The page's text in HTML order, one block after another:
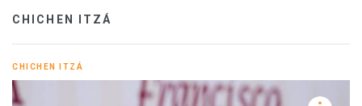
CHICHEN ITZÁ
CHICHEN ITZÁ